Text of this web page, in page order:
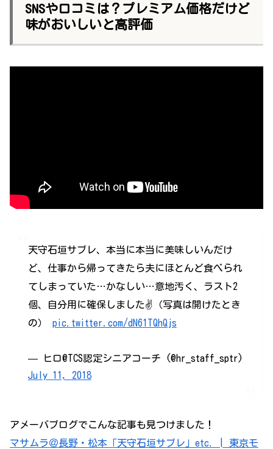
SNSや口コミは？プレミアム価格だけど
味がおいしいと高評価
天守石垣サブレ、本当に本当に美味しいんだけ
ど、仕事から帰ってきたら夫にほとんど食べられ
てしまっていた…かなしい…意地汚く、ラスト2
個、自分用に確保しました✌️（写真は開けたとき
の） pic.twitter.com/dN61TQhQjs
— ヒロ@TCS認定シニアコーチ (@hr_staff_sptr)
July 11, 2018
アメーバブログでこんな記事も見つけました！
マサムラ＠長野・松本「天守石垣サブレ」etc. | 東京モ